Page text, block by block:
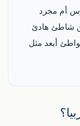
أم مجرد
شاطئ هادئ
أبعد مثل